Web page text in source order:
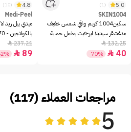
5.0
(1)
SKIN1004
سكين1004 كريم واقي شمس خفيف
مدغشقر سينتيلا اير-فيت بعامل حماية
+30 - 50مل
132.25

40

-70%
4.8
(10)
Medi-Peel
ميدي بيل ريد
بالكولاجين - 70مل
237.21

89

مراجعات العملاء (117)
5